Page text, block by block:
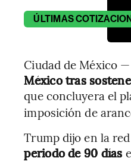
ÚLTIMAS
Ciudad de México —
México tras
que concluyera el
imposición de
Trump dijo en la
periodo de 90 días